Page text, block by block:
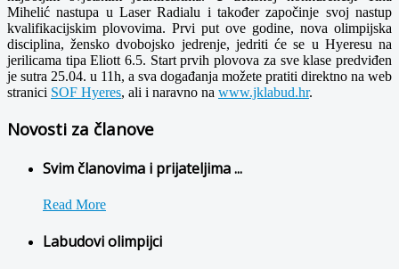
Mihelić nastupa u Laser Radialu i također započinje svoj nastup
kvalifikacijskim plovovima. Prvi put ove godine, nova olimpijska
disciplina, žensko dvobojsko jedrenje, jedriti će se u Hyeresu na
jerilicama tipa Eliott 6.5. Start prvih plovova za sve klase predviđen
je sutra 25.04. u 11h, a sva događanja možete pratiti direktno na web
stranici SOF Hyeres, ali i naravno na www.jklabud.hr.
Novosti za članove
Svim članovima i prijateljima ...
Read More
Labudovi olimpijci